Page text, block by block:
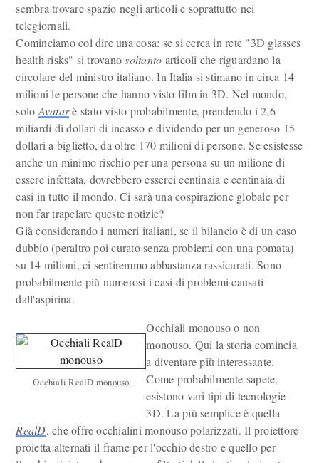
sembra trovare spazio negli articoli e soprattutto nei
telegiornali.
Cominciamo col dire una cosa: se si cerca in rete "3D glasses
health risks" si trovanosoltanto articoli che riguardano la
circolare del ministro italiano. In Italia si stimano in circa 14
milioni le persone che hanno visto film in 3D. Nel mondo,
solo Avatarè stato visto probabilmente, prendendo i 2,6
miliardi di dollari di incasso e dividendo per un generoso 15
dollari a biglietto, da oltre 170 milioni di persone. Se esistesse
anche un minimo rischio per una persona su un milione di
essere infettata, dovrebbero esserci centinaia e centinaia di
casi in tutto il mondo. Ci sarà una cospirazione globale per
non far trapelare queste notizie?
Già considerando i numeri italiani, se il bilancio è di un caso
dubbio (peraltro poi curato senza problemi con una pomata)
su 14 milioni, ci sentiremmo abbastanza rassicurati. Sono
probabilmente più numerosi i casi di problemi causati
dall'aspirina.
Occhiali RealD monouso
Occhiali monouso o non
monouso. Qui la storia comincia
a diventare più interessante.
Come probabilmente sapete,
esistono vari tipi di tecnologie
3D. La più semplice è quella
RealD, che offre occhialini monouso polarizzati. Il proiettore
proietta alternati il frame per l'occhio destro e quello per